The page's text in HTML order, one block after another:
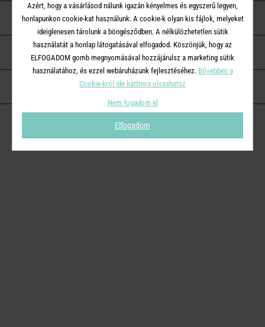
ÜGYFÉLSZOLGÁLAT
A BUTLERS-RŐL
KAPCSOLAT
Azért, hogy a vásárlásod nálunk igazán kényelmes és egyszerű legyen,
honlapunkon cookie-kat használunk. A cookie-k olyan kis fájlok, melyeket
ideiglenesen tárolunk a böngésződben. A nélkülözhetetlen sütik
használatát a honlap látogatásával elfogadod. Köszönjük, hogy az
ELFOGADOM gomb megnyomásával hozzájárulsz a marketing sütik
használatához, és ezzel webáruházunk fejlesztéséhez. Bővebben a
Cookie-król ide kattinva olvashatsz
Nem fogadom el
Elfogadom